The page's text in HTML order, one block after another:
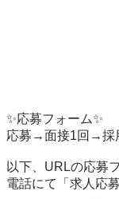
✨応募フォーム✨
応募→面接1回→採
以下、URLの応募
電話にて「求人応